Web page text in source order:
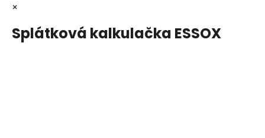
×
Splátková kalkulačka ESSOX